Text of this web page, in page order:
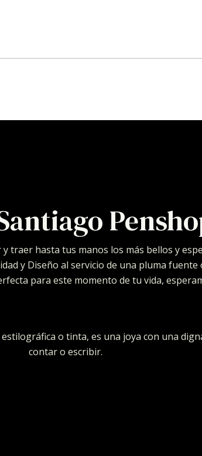
traer hasta tus manos los más bellos y
y Diseño al servicio de una pluma fuente
para este momento de tu vida,
o tinta, es una joya con una
contar o escribir.